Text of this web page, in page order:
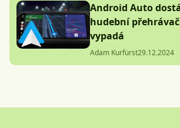
Android Auto
hudební
vypadá
Adam Kurfürst29.12.2024